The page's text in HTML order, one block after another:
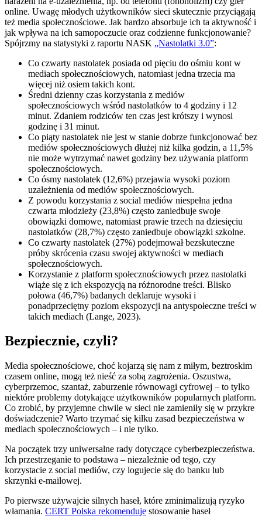
online. Uwagę młodych użytkowników sieci skutecznie przyciągają
też media społecznościowe. Jak bardzo absorbuje ich ta aktywność i
jak wpływa na ich samopoczucie oraz codzienne funkcjonowanie?
Spójrzmy na statystyki z raportu NASK „Nastolatki 3.0”:
Co czwarty nastolatek posiada od pięciu do ośmiu kont w
mediach społecznościowych, natomiast jedna trzecia ma
więcej niż osiem takich kont.
Średni dzienny czas korzystania z mediów
społecznościowych wśród nastolatków to 4 godziny i 12
minut. Zdaniem rodziców ten czas jest krótszy i wynosi
godzinę i 31 minut.
Co piąty nastolatek nie jest w stanie dobrze funkcjonować bez
mediów społecznościowych dłużej niż kilka godzin, a 11,5%
nie może wytrzymać nawet godziny bez używania platform
społecznościowych.
Co ósmy nastolatek (12,6%) przejawia wysoki poziom
uzależnienia od mediów społecznościowych.
Z powodu korzystania z social mediów niespełna jedna
czwarta młodzieży (23,8%) często zaniedbuje swoje
obowiązki domowe, natomiast prawie trzech na dziesięciu
nastolatków (28,7%) często zaniedbuje obowiązki szkolne.
Co czwarty nastolatek (27%) podejmował bezskuteczne
próby skrócenia czasu swojej aktywności w mediach
społecznościowych.
Korzystanie z platform społecznościowych przez nastolatki
wiąże się z ich ekspozycją na różnorodne treści. Blisko
połowa (46,7%) badanych deklaruje wysoki i
ponadprzeciętny poziom ekspozycji na antyspołeczne treści w
takich mediach (Lange, 2023).
Bezpiecznie, czyli?
Media społecznościowe, choć kojarzą się nam z miłym, beztroskim
czasem online, mogą też nieść za sobą zagrożenia. Oszustwa,
cyberprzemoc, szantaż, zaburzenie równowagi cyfrowej – to tylko
niektóre problemy dotykające użytkowników popularnych platform.
Co zrobić, by przyjemne chwile w sieci nie zamieniły się w przykre
doświadczenie? Warto trzymać się kilku zasad bezpieczeństwa w
mediach społecznościowych – i nie tylko.
Na początek trzy uniwersalne rady dotyczące cyberbezpieczeństwa.
Ich przestrzeganie to podstawa – niezależnie od tego, czy
korzystacie z social mediów, czy logujecie się do banku lub
skrzynki e-mailowej.
Po pierwsze używajcie silnych haseł, które zminimalizują ryzyko
włamania. CERT Polska rekomenduje stosowanie haseł